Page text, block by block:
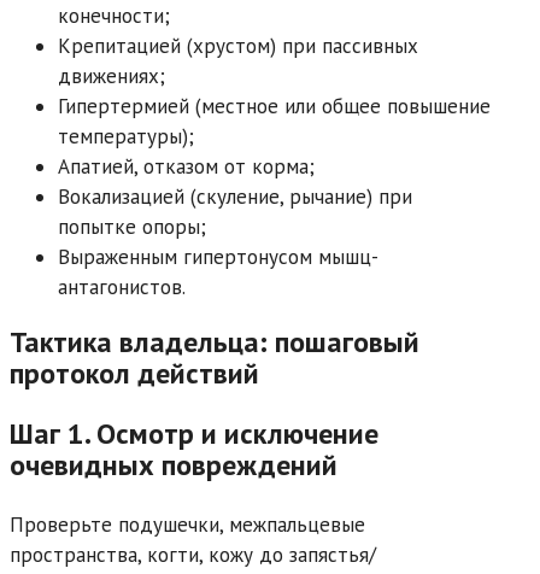
конечности;
Крепитацией (хрустом) при пассивных
движениях;
Гипертермией (местное или общее повышение
температуры);
Апатией, отказом от корма;
Вокализацией (скуление, рычание) при
попытке опоры;
Выраженным гипертонусом мышц-
антагонистов.
Тактика владельца: пошаговый
протокол действий
Шаг 1. Осмотр и исключение
очевидных повреждений
Проверьте подушечки, межпальцевые
пространства, когти, кожу до запястья/